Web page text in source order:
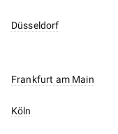
Düsseldorf
Frankfurt am Main
Köln